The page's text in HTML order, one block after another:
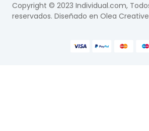
Copyright © 2023 Individual.com,
reservados. Diseñado en Olea